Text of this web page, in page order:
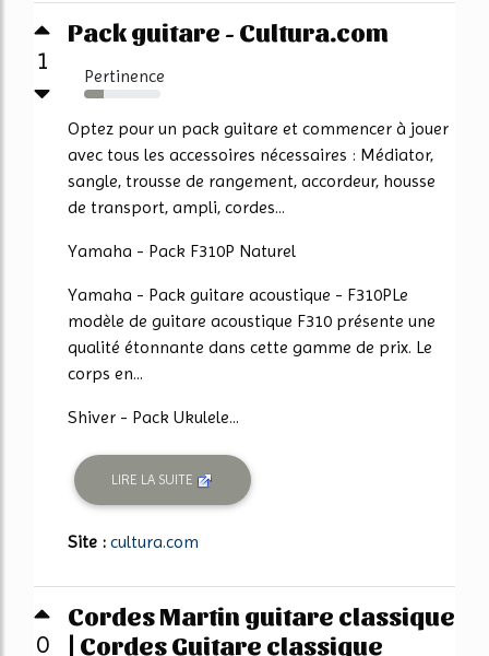
1
Pack guitare - Cultura.com
Pertinence
26%
Optez pour un pack guitare et commencer à jouer
avec tous les accessoires nécessaires : Médiator,
sangle, trousse de rangement, accordeur, housse
de transport, ampli, cordes...
Yamaha - Pack F310P Naturel
Yamaha - Pack guitare acoustique - F310PLe
modèle de guitare acoustique F310 présente une
qualité étonnante dans cette gamme de prix. Le
corps en...
Shiver - Pack Ukulele...
LIRE LA SUITE
Site : cultura.com
0
Cordes Martin guitare classique
| Cordes Guitare classique